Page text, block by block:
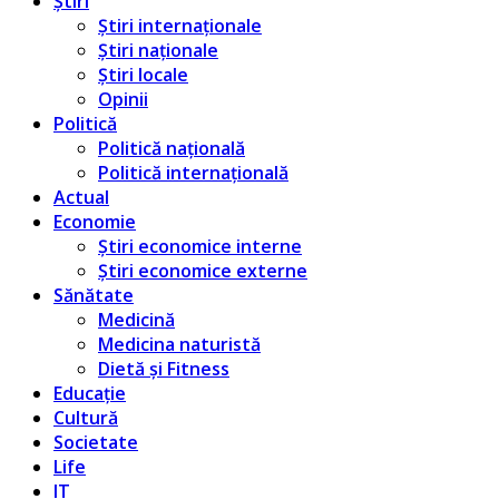
Știri internaționale
Știri naționale
Știri locale
Opinii
Politică
Politică națională
Politică internațională
Actual
Economie
Știri economice interne
Știri economice externe
Sănătate
Medicină
Medicina naturistă
Dietă și Fitness
Educație
Cultură
Societate
Life
IT